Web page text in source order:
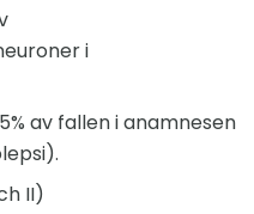
i
av fallen i anamnesen
II)